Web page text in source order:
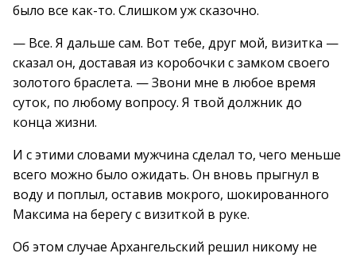
было все как-то. Слишком уж сказочно.
— Все. Я дальше сам. Вот тебе, друг мой, визитка —
сказал он, доставая из коробочки с замком своего
золотого браслета. — Звони мне в любое время
суток, по любому вопросу. Я твой должник до
конца жизни.
И с этими словами мужчина сделал то, чего меньше
всего можно было ожидать. Он вновь прыгнул в
воду и поплыл, оставив мокрого, шокированного
Максима на берегу с визиткой в руке.
Об этом случае Архангельский решил никому не